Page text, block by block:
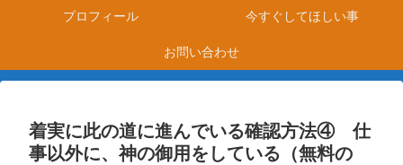
プロフィール 今すぐしてほしい事
お問い合わせ
着実に此の道に進んでいる確認方法④ 仕
事以外に、神の御用をしている（無料の